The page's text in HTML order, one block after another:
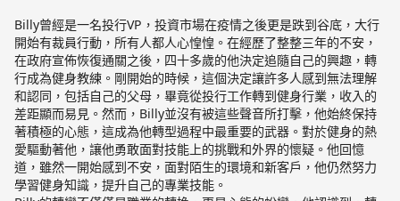
Billy曾經是一名投行VP，投資市場在疫情之後更是跌到谷底，大行
開始有裁員行動，所有人都人心惶惶。在經歷了整整三年的不安，
在政府宣佈恢復通關之後，四十多歲的他決定追隨自己的興趣，轉
行成為健身教練。剛開始的時候，這個決定讓許多人感到無法理解
和認同，包括自己的父母，畢竟從投行工作轉到健身行業，收入的
差距顯而易見。然而，Billy並沒有被這些聲音所打擊，他始終保持
著積極的心態，這成為他轉型過程中最重要的武器。對於健身的熱
愛驅動著他，讓他勇敢面對技能上的挑戰和外界的懷疑。他回憶
道，雖然一開始感到不安，面對陌生的環境和新客戶，他仍然努力
學習健身知識，提升自己的專業技能。